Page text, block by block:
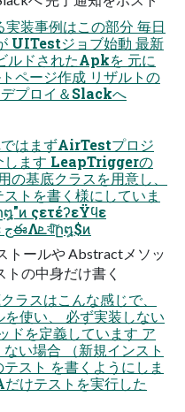
UITestジョブ始動 最新
ルドされたApkを 元に
ページ作成 リザルトの
プロイ＆Slackへ
します LeapTriggerの
基底クラスを用意し、
トを書く様にしていま
جఈΛܧঝͨ͠ը໘#ͷ ςετέʔεΫϥε جఈΛܧঝͨ͠ը໘$ͷ
トールや Abstractメソッ
トの中身だけ書く
使い、 必ず実装しない
を定義しています ア
い場合 （新規インスト
スト を書くようにしま
けテストを実行した